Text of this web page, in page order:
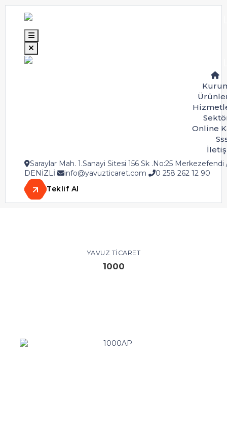
Online
Saraylar Mah. 1.Sanayi Sitesi 156 Sk .No:25 Merkezefendi
DENİZLİ
info@yavuzticaret.com
0 258 262 12 90
Teklif Al
Su
YAVUZ TICARET
1000